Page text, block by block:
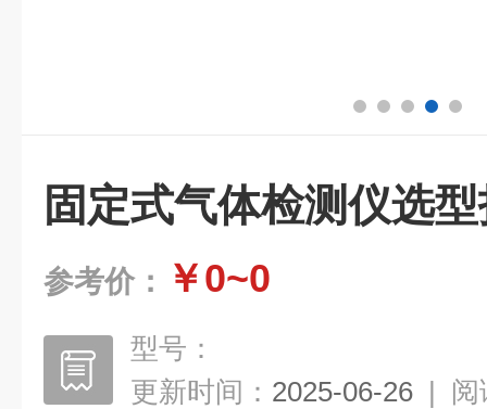
固定式气体检测仪选
参考价： ￥0~0
型号：
更新时间： 2025-06-26 | 阅